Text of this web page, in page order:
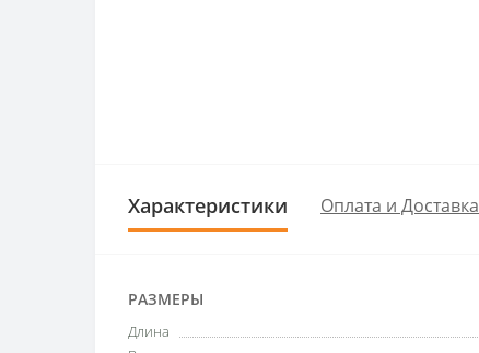
Характеристики Оплата и Доставка
РАЗМЕРЫ
Длина